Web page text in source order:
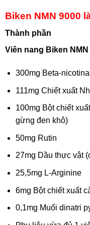
Biken NMN 9000
Thành phần
Viên nang Biken NMN
300mg Beta-
111mg Chiết xuất
100mg Bột chiết
gừng đen khô)
50mg Rutin
27mg Dầu thực vật
25,5mg L-Arginine
6mg Bột chiết xuất
0,1mg Muối dinatri